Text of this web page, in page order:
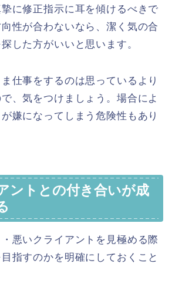
に修正指示に耳を傾けるべきで
性が合わないなら、潔く気の合
した方がいいと思います。
仕事をするのは思っているより
、気をつけましょう。場合によ
嫌になってしまう危険性もあり
ントとの付き合いが成
悪いクライアントを見極める際
指すのかを明確にしておくこと